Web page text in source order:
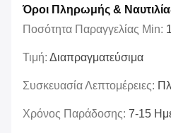
Όροι Πληρωμής &
Ποσότητα Παραγγελίας Min:
Τιμή: Διαπραγματεύσιμα
Συσκευασία Λεπτομέρειες:
Χρόνος Παράδοσης: 7-15